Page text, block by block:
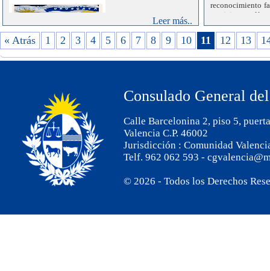
Leer más..
reconocimiento
servicio en
cámara,
Cabrera. La
y optimizar los
« Atrás 1 2 3 4 5 6 7 8 9 10 11 12 13
Consulado General
Calle Barcelonina 2, piso 5,
Valencia C.P. 46002
Jurisdicción : Comunidad
Telf. 962 062 593 -
© 2026 - Todos los Derechos